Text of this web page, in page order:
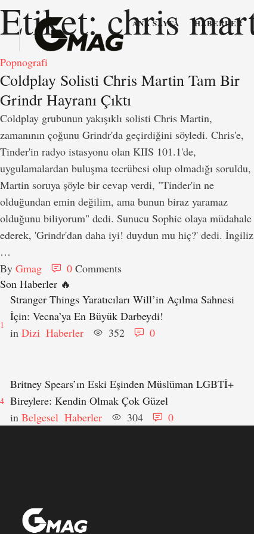
ANA SAYFA HABERLER
Etiket:chris
Popnografi
Coldplay Solisti Chris Martin Tam Bir
Grindr Hayranı Çıktı
Coldplay grubunun yakışıklı solisti Chris Martin,
zamanının çoğunu Grindr'da geçirdiğini söyledi. Chris'e,
Tinder'in radyo istasyonu olan KIIS 101.1'de,
uygulamalardan buluşma tecrübesi olup olmadığı soruldu,
Martin soruya şöyle bir cevap verdi, "Tinder'in ne
olduğundan emin değilim, ama bunun biraz yaramaz
olduğunu biliyorum" dedi. Sunucu Sophie olaya müdahale
ederek, 'Grindr'dan daha iyi! duydun mu hiç?' dedi. İngiliz
…
By Gmag 0 Comments
Son Haberler 🔥
1
Stranger Things Yaratıcıları Will’in Açılma Sahnesi
İçin: Vecna’ya En Büyük Darbeydi!
in Dizi Haberler 352 0
4
Britney Spears’ın Eski Eşinden Müslüman LGBTİ+
Bireylere: Kendin Olmak Çok Güzel
in Belgesel Haberler 304 0